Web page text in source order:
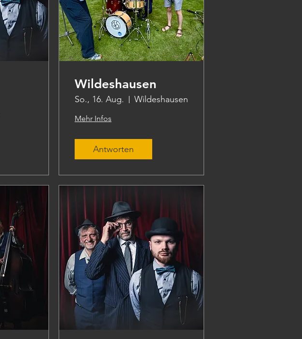
Wildeshausen
So., 16. Aug. Wildeshausen
Mehr Infos
Antworten